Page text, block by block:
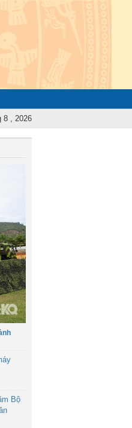
kiểm tra, giám sát năm 2025
8 , 2026
Bộ